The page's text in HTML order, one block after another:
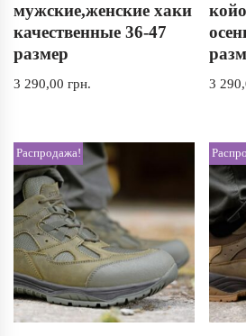
мужские,женские хаки
качественные 36-47
размер
3 290,00 грн. 3
Распродажа!